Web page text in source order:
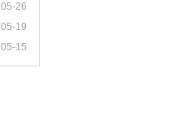
05-26
05-19
05-15